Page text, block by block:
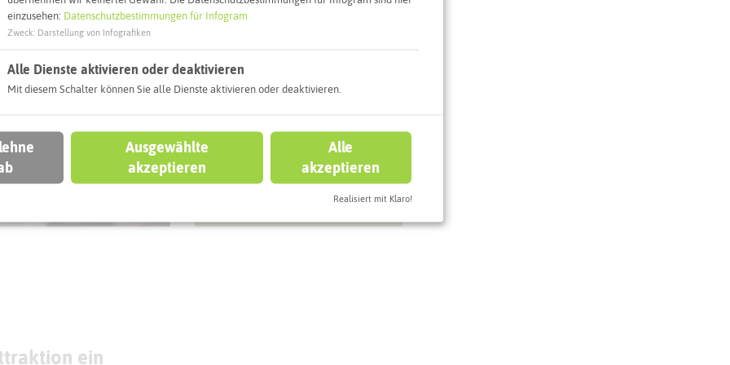
könnt
Müllerin
MARL
Ein- und
Ausstiegsstelle Nr. 12
(vorübergehend
ein
einzusehen: Datenschutzbestimmungen für Infogram
Zweck: Darstellung von Infografiken
Alle Dienste aktivieren oder deaktivieren
Mit diesem Schalter können Sie alle Dienste aktivieren oder deaktivieren.
Ausgewählte
akzeptieren
Alle
akzeptieren
Realisiert mit Klaro!